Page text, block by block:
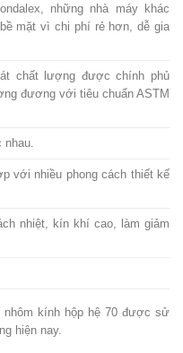
những nhà máy khác
mặt vì chi phí rẻ hơn, dễ gia
chất lượng được chính phủ
đương với tiêu chuẩn ASTM
với nhiều phong cách thiết kế
nhiệt, kín khí cao, làm giảm
kính hộp hệ 70 được sử
hiện nay.